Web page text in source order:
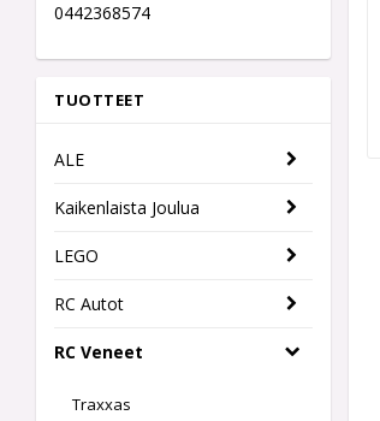
0442368574
TUOTTEET
ALE
Kaikenlaista Joulua
LEGO
RC Autot
RC Veneet
Traxxas